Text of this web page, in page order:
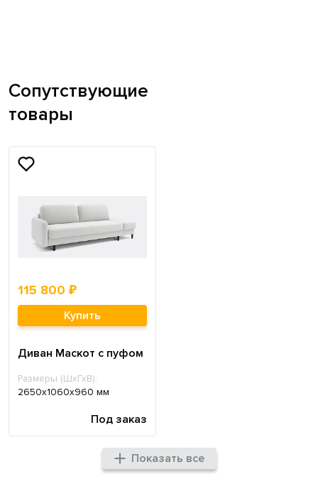
Сопутствующие
товары
115 800 ₽
Купить
Диван Маскот с пуфом
Размеры (ШхГхВ):
2650х1060х960 мм
Под заказ
Показать все